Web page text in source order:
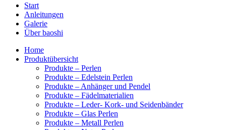
Start
Anleitungen
Galerie
Über baoshi
Home
Produktübersicht
Produkte – Perlen
Produkte – Edelstein Perlen
Produkte – Anhänger und Pendel
Produkte – Fädelmaterialien
Produkte – Leder- Kork- und Seidenbänder
Produkte – Glas Perlen
Produkte – Metall Perlen